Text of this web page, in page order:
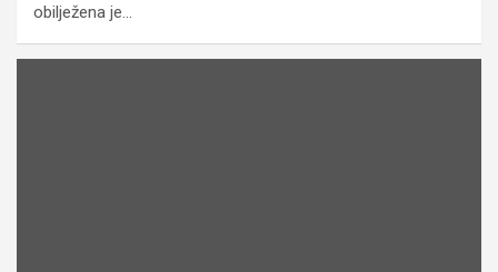
obilježena je…